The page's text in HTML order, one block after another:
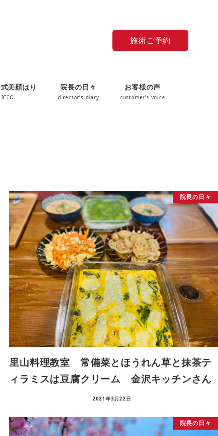
施術ご予約
美顔はり 院長の日々
director’s diary
お客様の声
customer’s voice
院長の日々
里山料理教室 常備菜とほうれん草と抹茶テ
ィラミスは豆腐クリーム 金沢キッチンさん
2021年3月22日
院長の日々